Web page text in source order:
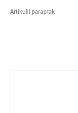
Artikulli paraprak